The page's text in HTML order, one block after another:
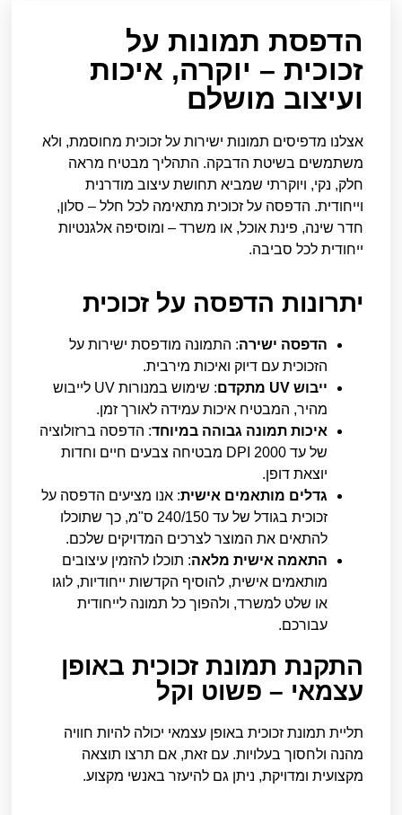
הדפסת תמונות על
זכוכית – יוקרה, איכות
ועיצוב מושלם
אצלנו מדפיסים תמונות ישירות על זכוכית מחוסמת, ולא
משתמשים בשיטת הדבקה. התהליך מבטיח מראה
חלק, נקי, ויוקרתי שמביא תחושת עיצוב מודרנית
וייחודית. הדפסה על זכוכית מתאימה לכל חלל – סלון,
חדר שינה, פינת אוכל, או משרד – ומוסיפה אלגנטיות
ייחודית לכל סביבה.
יתרונות הדפסה על זכוכית
הדפסה ישירה: התמונה מודפסת ישירות על
הזכוכית עם דיוק ואיכות מירבית.
ייבוש UV מתקדם
: שימוש במנורות UV לייבוש
מהיר, המבטיח איכות עמידה לאורך זמן.
איכות תמונה גבוהה במיוחד: הדפסה ברזולוציה
של עד 2000 DPI מבטיחה צבעים חיים וחדות
יוצאת דופן.
גדלים מותאמים אישית: אנו מציעים הדפסה על
זכוכית בגודל של עד 240/150 ס"מ, כך שתוכלו
להתאים את המוצר לצרכים המדויקים שלכם.
התאמה אישית מלאה: תוכלו להזמין עיצובים
מותאמים אישית, להוסיף הקדשות ייחודיות, לוגו
או שלט למשרד, ולהפוך כל תמונה לייחודית
עבורכם.
התקנת תמונת זכוכית באופן
עצמאי – פשוט וקל
תליית תמונת זכוכית באופן עצמאי יכולה להיות חוויה
מהנה ולחסוך בעלויות. עם זאת, אם תרצו תוצאה
מקצועית ומדויקת, ניתן גם להיעזר באנשי מקצוע.